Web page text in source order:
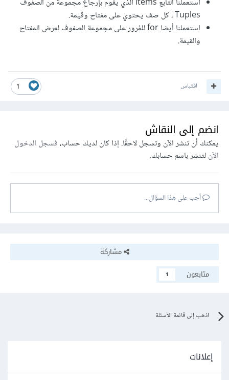
استعملنا التابع items الذي يقوم بإرجاع مجموعة من الصفوف
Tuples ، كل صف يحتوي على مفتاح وقيمة.
استعملنا أيضا for للمُرور على مجموعة الصفوف لعرض المفتاح
والقيمة.
1 اقتباس
انضم إلى النقاش
يمكنك أن تنشر الآن وتسجل لاحقًا. إذا كان لديك حساب،فسجل الدخول
الآنلتنشر باسم حسابك.
أجب على هذا السؤال...
مشاركة
متابعون
1
اذهب إلى قائمة الأسئلة
إعلانات